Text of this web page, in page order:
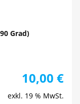
Grad)
10,00 €
exkl. 19 % MwSt.